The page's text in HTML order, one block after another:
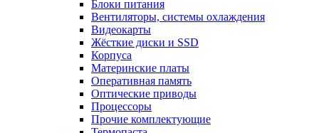
Блоки питания
Вентиляторы, системы охлаждения
Видеокарты
Жёсткие диски и SSD
Корпуса
Материнские платы
Оперативная память
Оптические приводы
Процессоры
Прочие комплектующие